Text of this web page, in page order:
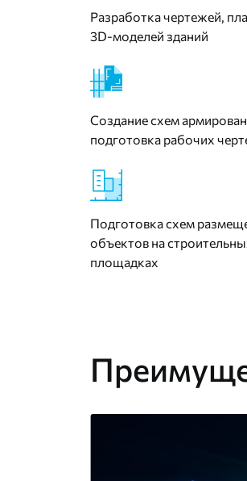
Разработка чертежей,
3D-моделей зданий
Создание схем
подготовка рабочих
Подготовка схем
объектов на
площадках